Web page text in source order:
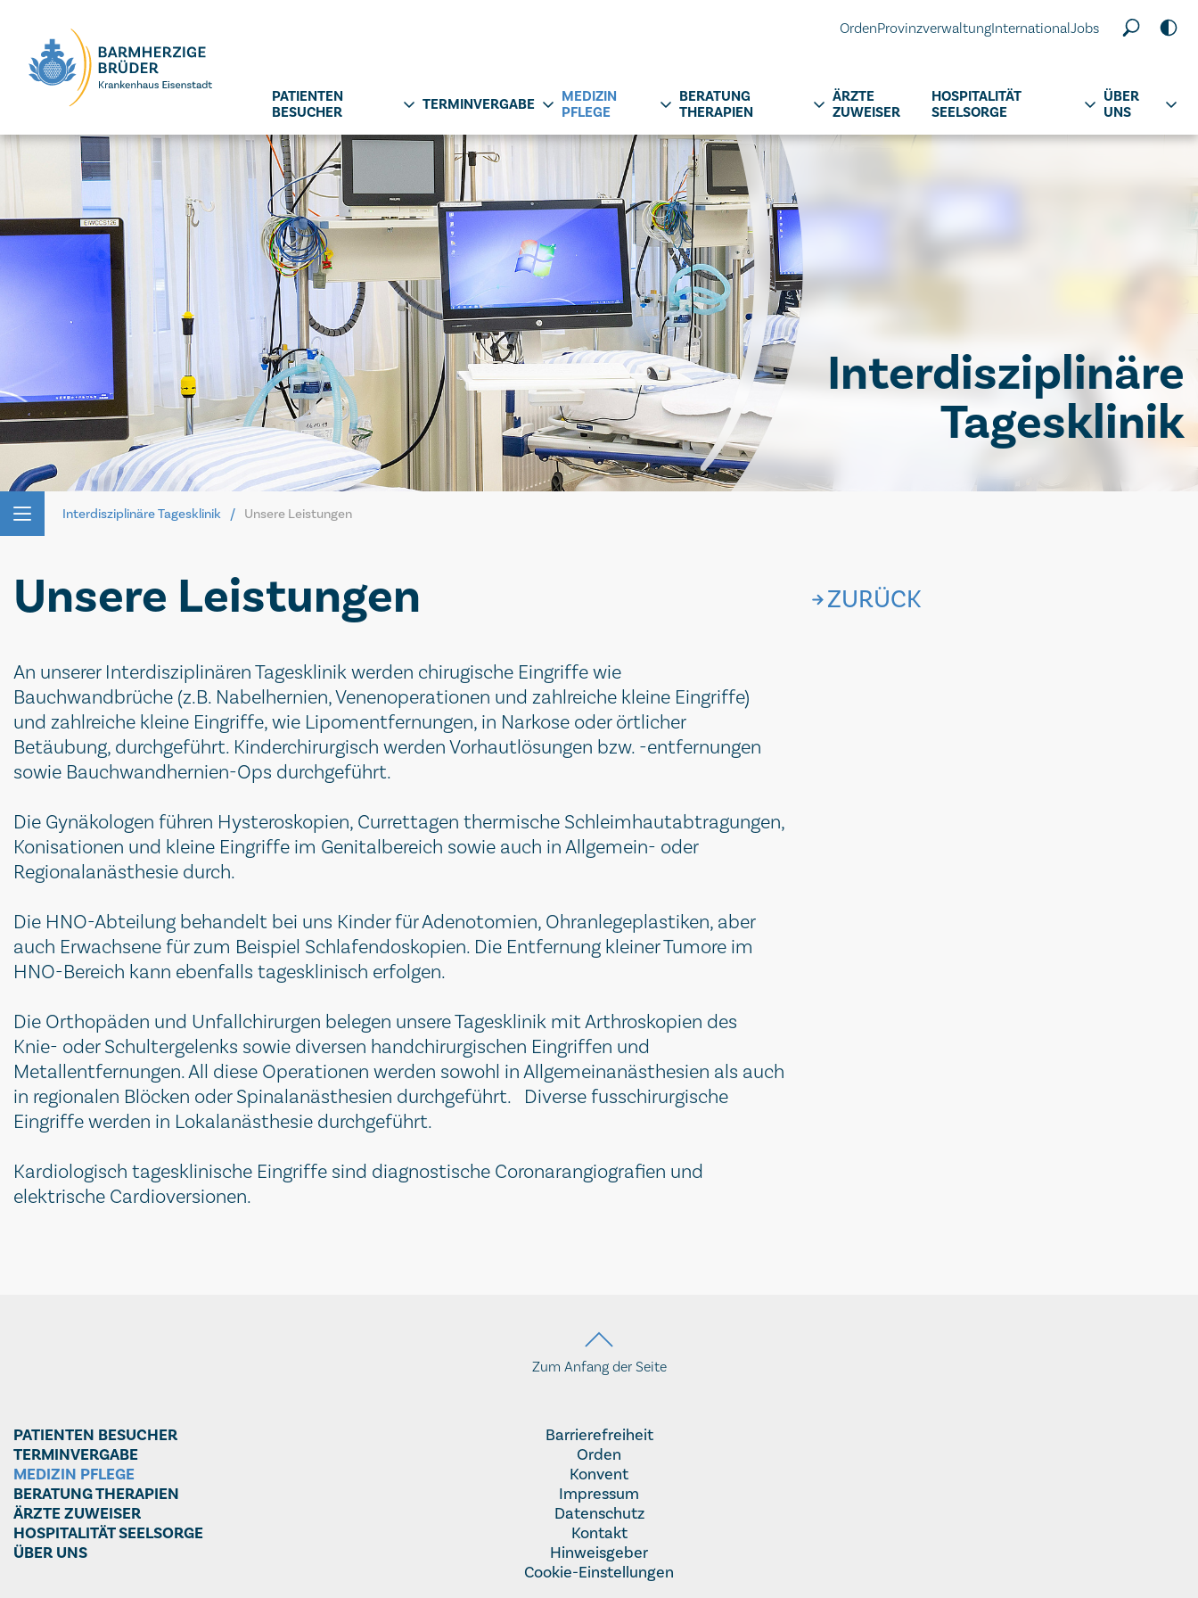
OrdenProvinzverwaltungInternationalJobs
PATIENTEN
BESUCHER
TERMINVERGABE
MEDIZIN
PFLEGE
BERATUNG
THERAPIEN
ÄRZTE
ZUWEISER
HOSPITALITÄT
SEELSORGE
ÜBER
UNS
Interdisziplinäre
Tagesklinik
Interdisziplinäre Tagesklinik Unsere Leistungen
Unsere Leistungen
An unserer Interdisziplinären Tagesklinik werden chirugische Eingriffe wie
Bauchwandbrüche (z.B. Nabelhernien, Venenoperationen und zahlreiche kleine Eingriffe)
und zahlreiche kleine Eingriffe, wie Lipomentfernungen, in Narkose oder örtlicher
Betäubung, durchgeführt. Kinderchirurgisch werden Vorhautlösungen bzw. -entfernungen
sowie Bauchwandhernien-Ops durchgeführt.
Die Gynäkologen führen Hysteroskopien, Currettagen thermische Schleimhautabtragungen,
Konisationen und kleine Eingriffe im Genitalbereich sowie auch in Allgemein- oder
Regionalanästhesie durch.
Die HNO-Abteilung behandelt bei uns Kinder für Adenotomien, Ohranlegeplastiken, aber
auch Erwachsene für zum Beispiel Schlafendoskopien. Die Entfernung kleiner Tumore im
HNO-Bereich kann ebenfalls tagesklinisch erfolgen.
Die Orthopäden und Unfallchirurgen belegen unsere Tagesklinik mit Arthroskopien des
Knie- oder Schultergelenks sowie diversen handchirurgischen Eingriffen und
Metallentfernungen. All diese Operationen werden sowohl in Allgemeinanästhesien als auch
in regionalen Blöcken oder Spinalanästhesien durchgeführt. Diverse fusschirurgische
Eingriffe werden in Lokalanästhesie durchgeführt.
Kardiologisch tagesklinische Eingriffe sind diagnostische Coronarangiografien und
elektrische Cardioversionen.
ZURÜCK
Zum Anfang der Seite
PATIENTEN BESUCHER
TERMINVERGABE
MEDIZIN PFLEGE
BERATUNG THERAPIEN
ÄRZTE ZUWEISER
HOSPITALITÄT SEELSORGE
ÜBER UNS
Barrierefreiheit
Orden
Konvent
Impressum
Datenschutz
Kontakt
Hinweisgeber
Cookie-Einstellungen